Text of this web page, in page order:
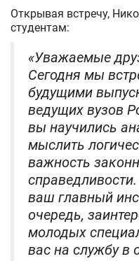
Открывая встречу,
студентам:
«Уважаемые
Сегодня мы
будущими
ведущих вузов
вы научились
мыслить
важность
ваш главный
очередь,
молодых
вас на службу в